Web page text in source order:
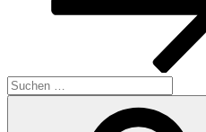
Suchen
nach: